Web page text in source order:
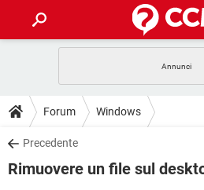
INTRATTENIMENTO
iOS
INSTAGRAM
GUIDE
COVID-19
DOWNLOAD
COVID-19
Forum Windows
Precedente
Rimuovere un file sul